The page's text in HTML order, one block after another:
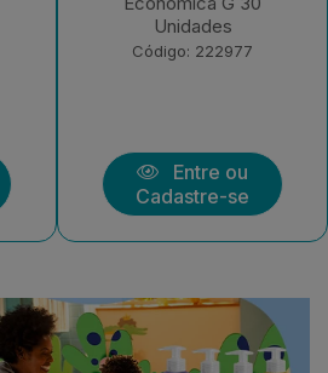
Unidades
Código: 222977
Entre ou
Cadastre-se